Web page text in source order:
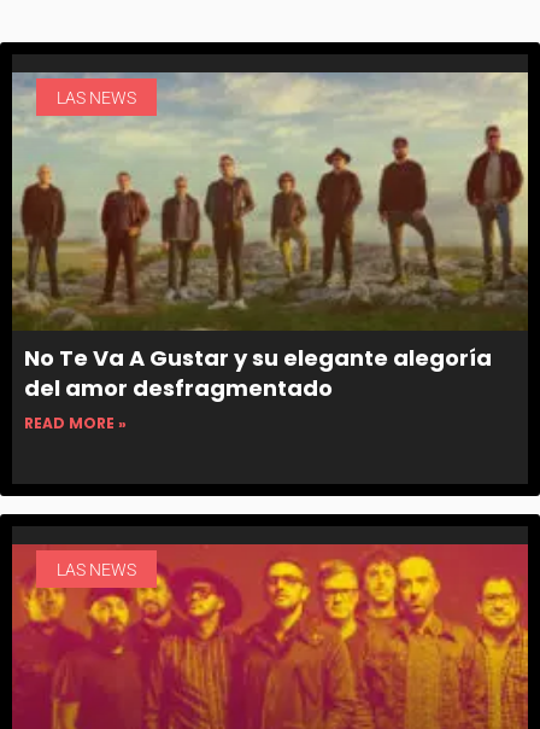
LAS NEWS
No Te Va A Gustar y su elegante alegoría
del amor desfragmentado
READ MORE »
LAS NEWS